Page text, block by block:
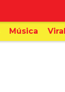
Música Viral